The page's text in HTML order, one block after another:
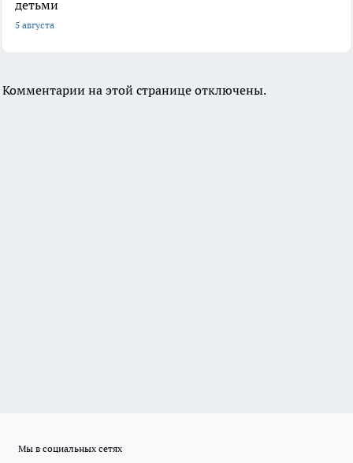
детьми
5 августа
Комментарии на этой странице отключены.
Мы в социальных сетях